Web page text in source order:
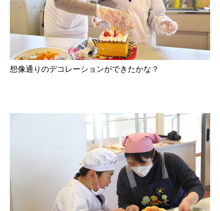
想像通りのデコレーションができたかな？